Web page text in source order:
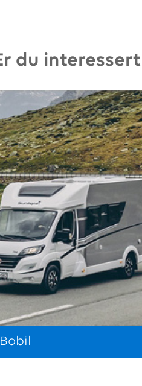
du
Bobil